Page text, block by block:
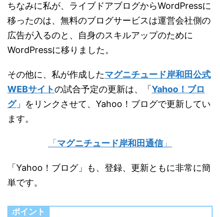
ちなみに私が、ライブドアブログからWordPressに
移ったのは、無料のブログサービスは運営会社側の
広告が入るのと、自身のスキルアップのために
WordPressに移りました。
その他に、私が作成したマグニチュード岸和田公式
WEBサイトの試合予定の更新は、「 Yahoo！ブロ
グ」をリンクさせて、Yahoo！ブログで更新してい
ます。
「 マグニチュード岸和田通信」
「Yahoo！ブログ」も、登録、更新ともに非常に簡
単です。
ポイント